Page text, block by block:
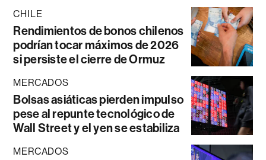
CHILE
Rendimientos de bonos chilenos
podrían tocar máximos de 2026
si persiste el cierre de Ormuz
MERCADOS
Bolsas asiáticas pierden impulso
pese al repunte tecnológico de
Wall Street y el yen se estabiliza
MERCADOS